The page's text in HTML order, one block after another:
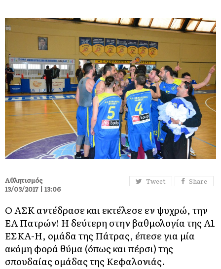
Tweet Share
Αθλητισμός
13/03/2017 | 13:06
Ο ΑΣΚ αντέδρασε και εκτέλεσε εν ψυχρώ, την
ΕΑ Πατρών! Η δεύτερη στην βαθμολογία της Α1
ΕΣΚΑ-Η, ομάδα της Πάτρας, έπεσε για μία
ακόμη φορά θύμα (όπως και πέρσι) της
σπουδαίας ομάδας της Κεφαλονιάς.